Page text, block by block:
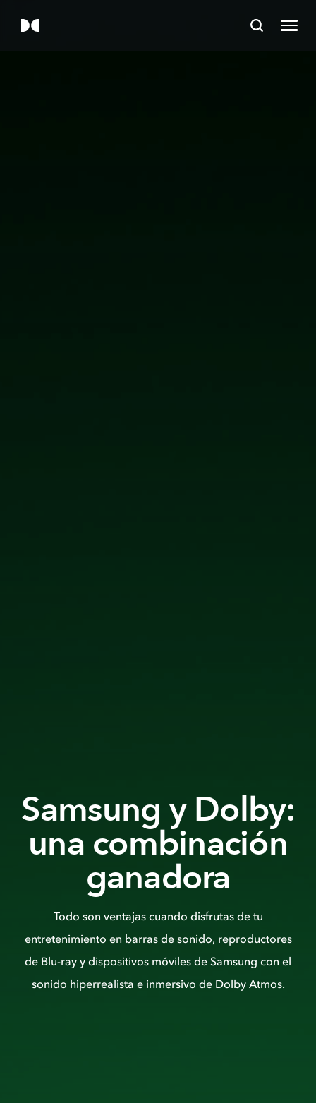
Samsung y Dolby:
una combinación
ganadora
Todo son ventajas cuando disfrutas de tu
entretenimiento en barras de sonido, reproductores
de Blu-ray y dispositivos móviles de Samsung con el
sonido hiperrealista e inmersivo de Dolby Atmos.